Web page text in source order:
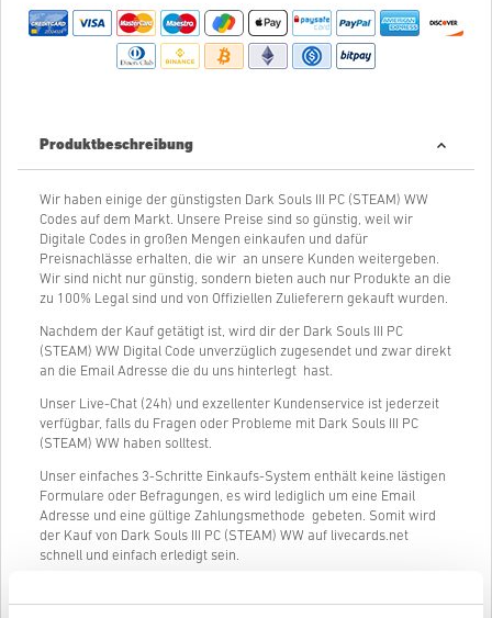
Produktbeschreibung
Wir haben einige der günstigsten Dark Souls III PC (STEAM) WW
Codes auf dem Markt. Unsere Preise sind so günstig, weil wir
Digitale Codes in großen Mengen einkaufen und dafür
Preisnachlässe erhalten, die wir an unsere Kunden weitergeben.
Wir sind nicht nur günstig, sondern bieten auch nur Produkte an die
zu 100% Legal sind und von Offiziellen Zulieferern gekauft wurden.
Nachdem der Kauf getätigt ist, wird dir der Dark Souls III PC
(STEAM) WW Digital Code unverzüglich zugesendet und zwar direkt
an die Email Adresse die du uns hinterlegt hast.
Unser Live-Chat (24h) und exzellenter Kundenservice ist jederzeit
verfügbar, falls du Fragen oder Probleme mit Dark Souls III PC
(STEAM) WW haben solltest.
Unser einfaches 3-Schritte Einkaufs-System enthält keine lästigen
Formulare oder Befragungen, es wird lediglich um eine Email
Adresse und eine gültige Zahlungsmethode gebeten. Somit wird
der Kauf von Dark Souls III PC (STEAM) WW auf livecards.net
schnell und einfach erledigt sein.